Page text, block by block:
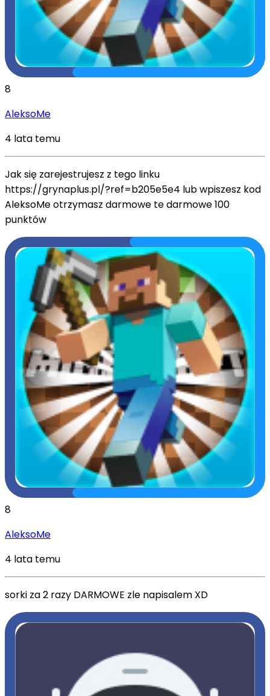
8
AleksoMe
4 lata temu
Jak się zarejestrujesz z tego linku
https://grynaplus.pl/?ref=b205e5e4 lub wpiszesz kod
AleksoMe otrzymasz darmowe te darmowe 100
punktów
8
AleksoMe
4 lata temu
sorki za 2 razy DARMOWE zle napisalem XD